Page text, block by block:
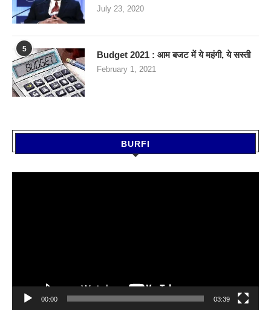
July 23, 2020
5
Budget 2021 : आम बजट में ये महंगी, ये सस्‍ती
February 1, 2021
BURFI
00:00 03:39